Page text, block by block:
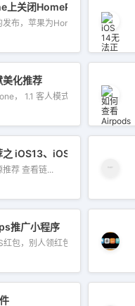
上关闭HomePod mini的触
布，苹果为HomePod min...
化推荐
， 1.1 客人模式，最强...
iOS13、iOS14 苹果源整合版
一、越狱苹果源推荐 查看链...
推广小程序
红包，别人领红包下单，你...
简单教程